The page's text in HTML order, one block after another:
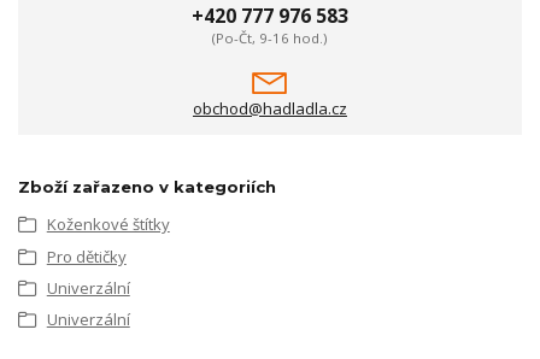
+420 777 976 583
(Po-Čt, 9-16 hod.)
obchod@hadladla.cz
Zboží zařazeno v kategoriích
Koženkové štítky
Pro dětičky
Univerzální
Univerzální